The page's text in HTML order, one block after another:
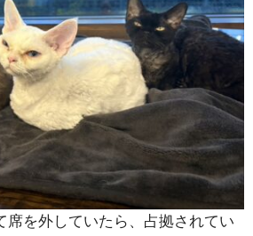
席を外していたら、占拠されてい